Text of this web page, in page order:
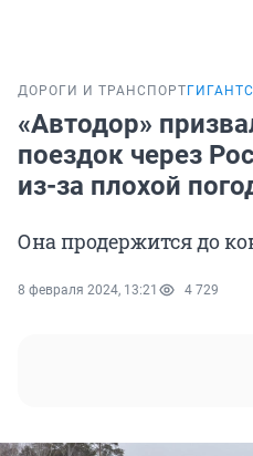
ДОРОГИ И ТРАНСПОРТ
«Автодор»
поездок через
из-за плохой
Она продержится до
8 февраля 2024, 13:21 4 729